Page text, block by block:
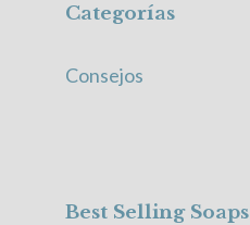
Categorías
Consejos
Best Selling Soaps